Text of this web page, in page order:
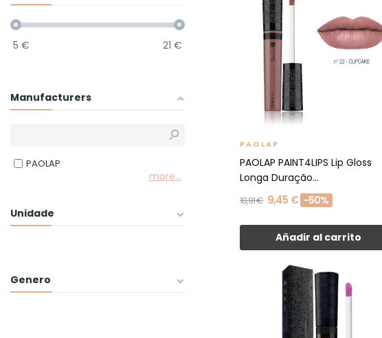
5 € 21 €
Manufacturers
PAOLAP
more...
Unidade
Genero
PAOLAP
PAOLAP PAINT4LIPS Lip Gloss
Longa Duração...
18,91 € 9,45 € -50%
Añadir al carrito